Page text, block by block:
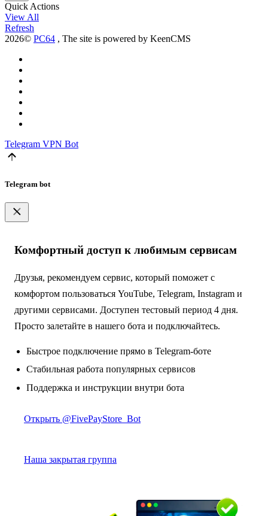
Quick Actions
View All
Refresh
2026© PC64 , The site is powered by KeenCMS
Telegram VPN Bot
Telegram bot
Комфортный доступ к любимым сервисам
Друзья, рекомендуем сервис, который поможет с
комфортом пользоваться YouTube, Telegram, Instagram и
другими сервисами. Доступен тестовый период 4 дня.
Просто залетайте в нашего бота и подключайтесь.
Быстрое подключение прямо в Telegram-боте
Стабильная работа популярных сервисов
Поддержка и инструкции внутри бота
Открыть @FivePayStore_Bot
Наша закрытая группа